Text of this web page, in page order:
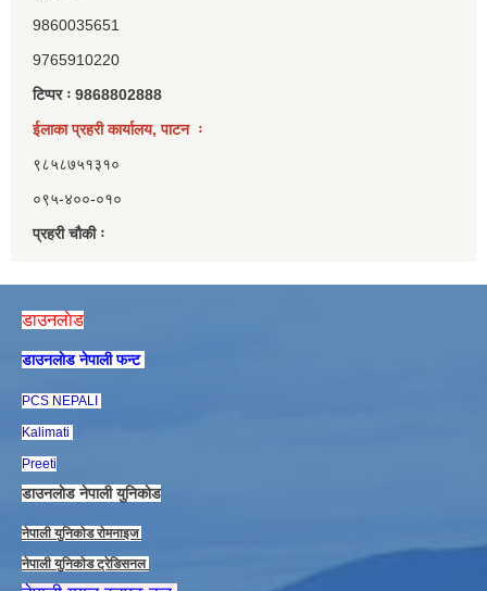
9860035651
9765910220
टिप्पर ः 9868802888
ईलाका प्रहरी कार्यालय, पाटन ः
९८५८७५१३१०
०९५-४००-०१०
प्रहरी चौकी ः
डाउनलाेड
डाउनलाेड नेपाली फन्ट
PCS NEPALI
Kalimati
Preeti
डाउनलाेड नेपाली युनिकाेड
नेपाली युनिकाेड राेमनाइज
नेपाली युनिकाेड ट्रेडिसनल